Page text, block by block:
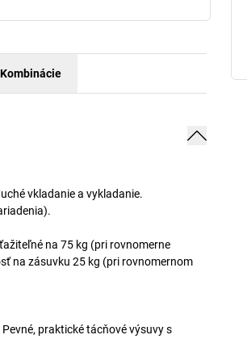
Kombinácie
vkladanie a vykladanie.
na 75 kg (pri rovnomerne
na zásuvku 25 kg (pri rovnomernom
praktické tácňové výsuvy s